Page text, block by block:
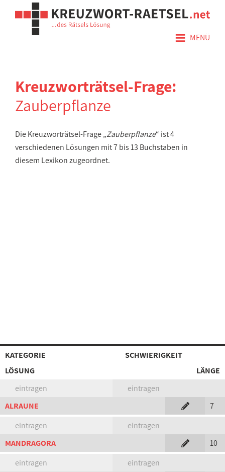
≡ MENÜ
Kreuzworträtsel-Frage:
Zauberpflanze
Die Kreuzworträtsel-Frage „Zauberpflanze“ ist 4
verschiedenen Lösungen mit 7 bis 13 Buchstaben in
diesem Lexikon zugeordnet.
KATEGORIE
SCHWIERIGKEIT
LÖSUNG
LÄNGE
eintragen
eintragen
ALRAUNE
7
eintragen
eintragen
MANDRAGORA
10
eintragen
eintragen